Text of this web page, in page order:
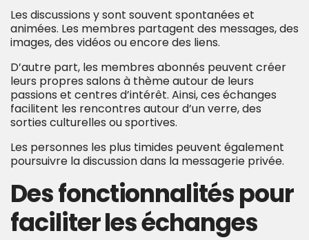
Les discussions y sont souvent spontanées et
animées. Les membres partagent des messages, des
images, des vidéos ou encore des liens.
D’autre part, les membres abonnés peuvent créer
leurs propres salons à thème autour de leurs
passions et centres d’intérêt. Ainsi, ces échanges
facilitent les rencontres autour d’un verre, des
sorties culturelles ou sportives.
Les personnes les plus timides peuvent également
poursuivre la discussion dans la messagerie privée.
Des fonctionnalités pour
faciliter les échanges